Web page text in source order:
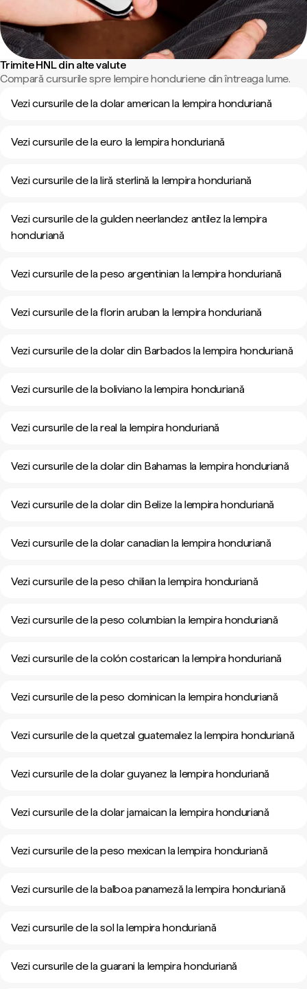
Trimite HNL din alte valute
Compară cursurile spre lempire honduriene din întreaga lume.
Vezi cursurile de la dolar american la lempira honduriană
Vezi cursurile de la euro la lempira honduriană
Vezi cursurile de la liră sterlină la lempira honduriană
Vezi cursurile de la gulden neerlandez antilez la lempira
honduriană
Vezi cursurile de la peso argentinian la lempira honduriană
Vezi cursurile de la florin aruban la lempira honduriană
Vezi cursurile de la dolar din Barbados la lempira honduriană
Vezi cursurile de la boliviano la lempira honduriană
Vezi cursurile de la real la lempira honduriană
Vezi cursurile de la dolar din Bahamas la lempira honduriană
Vezi cursurile de la dolar din Belize la lempira honduriană
Vezi cursurile de la dolar canadian la lempira honduriană
Vezi cursurile de la peso chilian la lempira honduriană
Vezi cursurile de la peso columbian la lempira honduriană
Vezi cursurile de la colón costarican la lempira honduriană
Vezi cursurile de la peso dominican la lempira honduriană
Vezi cursurile de la quetzal guatemalez la lempira honduriană
Vezi cursurile de la dolar guyanez la lempira honduriană
Vezi cursurile de la dolar jamaican la lempira honduriană
Vezi cursurile de la peso mexican la lempira honduriană
Vezi cursurile de la balboa panameză la lempira honduriană
Vezi cursurile de la sol la lempira honduriană
Vezi cursurile de la guarani la lempira honduriană